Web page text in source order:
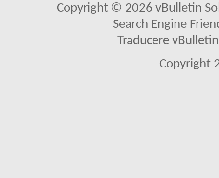
Copyright © 2026 vBulletin
Search Engine
Traducere
Copyright